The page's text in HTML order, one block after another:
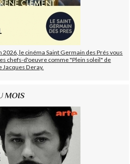
le cinéma Saint Germain des Prés vous
chefs-d'oeuvre comme "Plein soleil" de
Jacques Deray.
MOIS